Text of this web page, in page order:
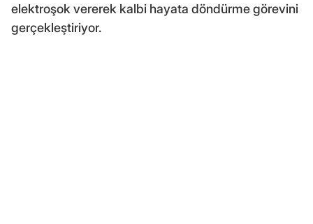
elektroşok vererek kalbi hayata döndürme görevini
gerçekleştiriyor.